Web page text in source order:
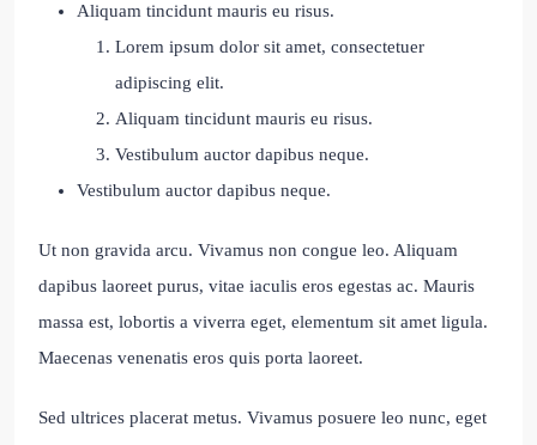
Aliquam tincidunt mauris eu risus.
Lorem ipsum dolor sit amet, consectetuer
adipiscing elit.
Aliquam tincidunt mauris eu risus.
Vestibulum auctor dapibus neque.
Vestibulum auctor dapibus neque.
Ut non gravida arcu. Vivamus non congue leo. Aliquam
dapibus laoreet purus, vitae iaculis eros egestas ac. Mauris
massa est, lobortis a viverra eget, elementum sit amet ligula.
Maecenas venenatis eros quis porta laoreet.
Sed ultrices placerat metus. Vivamus posuere leo nunc, eget